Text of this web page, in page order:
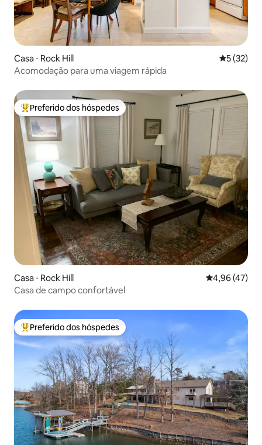
Casa ⋅ Rock Hill 5 de uma
5 (32)
Acomodação para uma viagem rápida
Entre os melhores preferidos dos hóspedes
Preferido dos hóspedes
Casa ⋅ Rock Hill 4,96 de uma
4,96 (47)
Casa de campo confortável
Entre os melhores preferidos dos hóspedes
Preferido dos hóspedes